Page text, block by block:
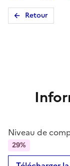
Retour
Niveau de
29%